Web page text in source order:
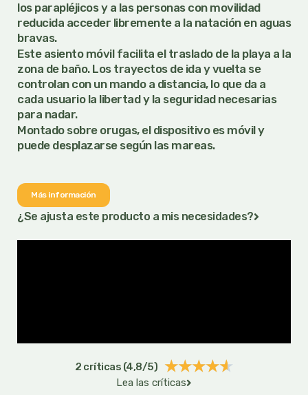
los parapléjicos y a las personas con movilidad
reducida acceder libremente a la natación en aguas
bravas.
Este asiento móvil facilita el traslado de la playa a la
zona de baño. Los trayectos de ida y vuelta se
controlan con un mando a distancia, lo que da a
cada usuario la libertad y la seguridad necesarias
para nadar.
Montado sobre orugas, el dispositivo es móvil y
puede desplazarse según las mareas.
Más información
¿Se ajusta este producto a mis necesidades?
2 críticas (4,8/5) ★★★★★
Lea las críticas